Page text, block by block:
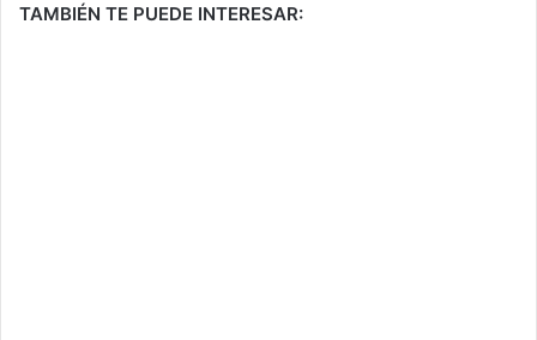
TAMBIÉN TE PUEDE INTERESAR: